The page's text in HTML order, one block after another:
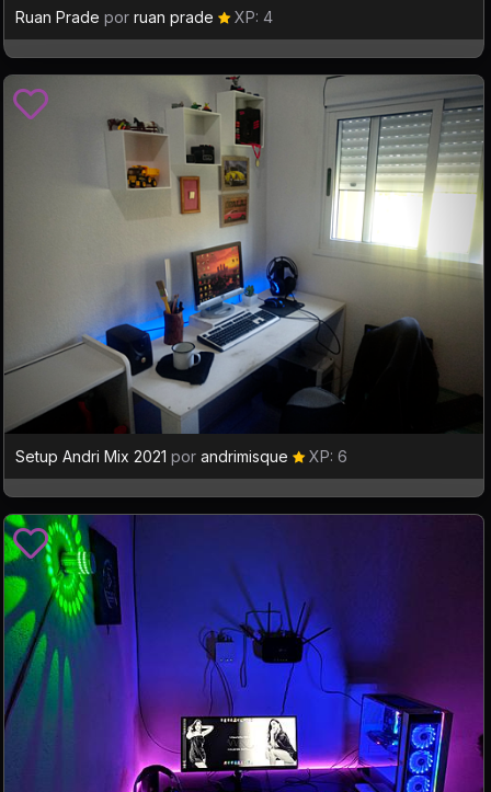
Ruan Prade por ruan prade XP: 4
Setup Andri Mix 2021 por andrimisque XP: 6